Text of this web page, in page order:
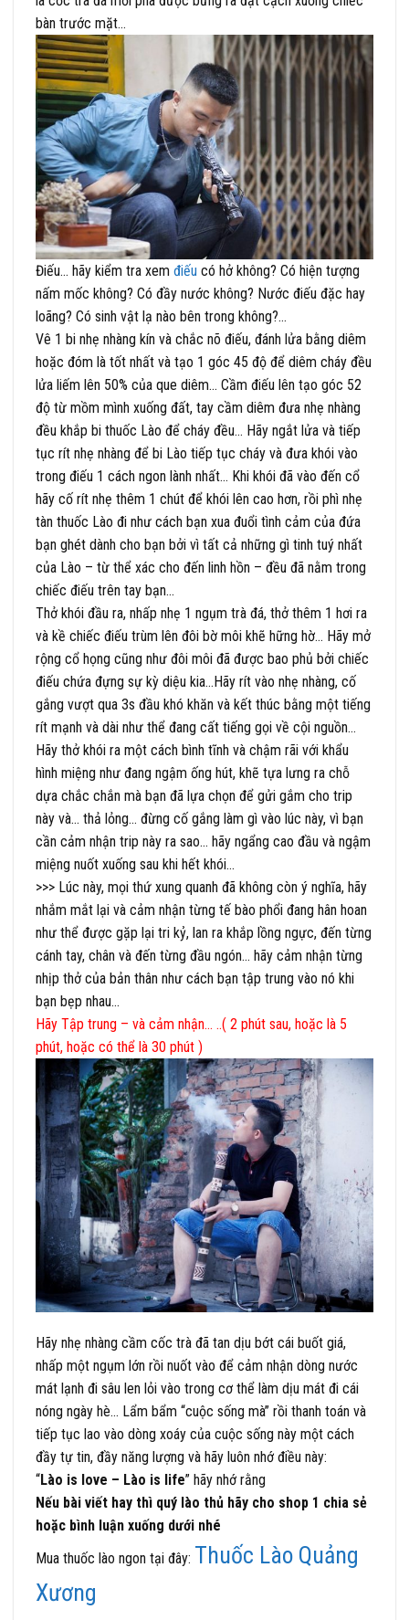
bàn trước mặt…
Điếu… hãy kiểm tra xem điếu có hở không? Có hiện tượng
nấm mốc không? Có đầy nước không? Nước điếu đặc hay
loãng? Có sinh vật lạ nào bên trong không?…
Vê 1 bi nhẹ nhàng kín và chắc nõ điếu, đánh lửa bằng diêm
hoặc đóm là tốt nhất và tạo 1 góc 45 độ để diêm cháy đều
lửa liếm lên 50% của que diêm… Cầm điếu lên tạo góc 52
độ từ mồm mình xuống đất, tay cầm diêm đưa nhẹ nhàng
đều khắp bi thuốc Lào để cháy đều… Hãy ngắt lửa và tiếp
tục rít nhẹ nhàng để bi Lào tiếp tục cháy và đưa khói vào
trong điếu 1 cách ngon lành nhất… Khi khói đã vào đến cổ
hãy cố rít nhẹ thêm 1 chút để khói lên cao hơn, rồi phì nhẹ
tàn thuốc Lào đi như cách bạn xua đuổi tình cảm của đứa
bạn ghét dành cho bạn bởi vì tất cả những gì tinh tuý nhất
của Lào – từ thể xác cho đến linh hồn – đều đã nằm trong
chiếc điếu trên tay bạn…
Thở khói đầu ra, nhấp nhẹ 1 ngụm trà đá, thở thêm 1 hơi ra
và kề chiếc điếu trùm lên đôi bờ môi khẽ hững hờ… Hãy mở
rộng cổ họng cũng như đôi môi đã được bao phủ bởi chiếc
điếu chứa đựng sự kỳ diệu kia…Hãy rít vào nhẹ nhàng, cố
gắng vượt qua 3s đầu khó khăn và kết thúc bằng một tiếng
rít mạnh và dài như thể đang cất tiếng gọi về cội nguồn…
Hãy thở khói ra một cách bình tĩnh và chậm rãi với khẩu
hình miệng như đang ngậm ống hút, khẽ tựa lưng ra chỗ
dựa chắc chắn mà bạn đã lựa chọn để gửi gắm cho trip
này và… thả lỏng… đừng cố gắng làm gì vào lúc này, vì bạn
cần cảm nhận trip này ra sao… hãy ngẩng cao đầu và ngậm
miệng nuốt xuống sau khi hết khói…
>>> Lúc này, mọi thứ xung quanh đã không còn ý nghĩa, hãy
nhắm mắt lại và cảm nhận từng tế bào phổi đang hân hoan
như thể được gặp lại tri kỷ, lan ra khắp lồng ngực, đến từng
cánh tay, chân và đến từng đầu ngón… hãy cảm nhận từng
nhịp thở của bản thân như cách bạn tập trung vào nó khi
bạn bẹp nhau…
Hãy Tập trung – và cảm nhận… ..( 2 phút sau, hoặc là 5
phút, hoặc có thể là 30 phút )
Hãy nhẹ nhàng cầm cốc trà đã tan dịu bớt cái buốt giá,
nhấp một ngụm lớn rồi nuốt vào để cảm nhận dòng nước
mát lạnh đi sâu len lỏi vào trong cơ thể làm dịu mát đi cái
nóng ngày hè… Lẩm bẩm “cuộc sống mà” rồi thanh toán và
tiếp tục lao vào dòng xoáy của cuộc sống này một cách
đầy tự tin, đầy năng lượng và hãy luôn nhớ điều này:
“Lào is love – Lào is life” hãy nhớ rằng
Nếu bài viết hay thì quý lào thủ hãy cho shop 1 chia sẻ
hoặc bình luận xuống dưới nhé
Mua thuốc lào ngon tại đây: Thuốc Lào Quảng
Xương